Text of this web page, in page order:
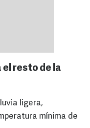
resto de la
ligera,
mínima de